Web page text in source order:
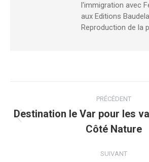
l'immigration avec
aux Editions
Reproduction de la
article
PRÉCÉDENT
précédent
Destination le Var pour les
Côté Nature
SUIVANT